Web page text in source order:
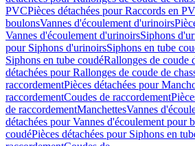
PVCPièces détachées pour Raccords en
boulonsVannes d'écoulement d'urinoirs
Vannes d'écoulement d'urinoirsSiphons
pour Siphons d'urinoirsSiphons en tube
Siphons en tube coudéRallonges de coude
détachées pour Rallonges de coude de
raccordementPièces détachées pour
raccordementCoudes de raccordement
de raccordementManchettesVannes
détachées pour Vannes d'écoulement pour
coudéPièces détachées pour Siphons en